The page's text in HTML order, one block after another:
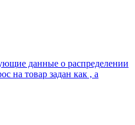
данные о распределении
на товар задан как , а